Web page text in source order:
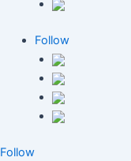
Follow
Follow